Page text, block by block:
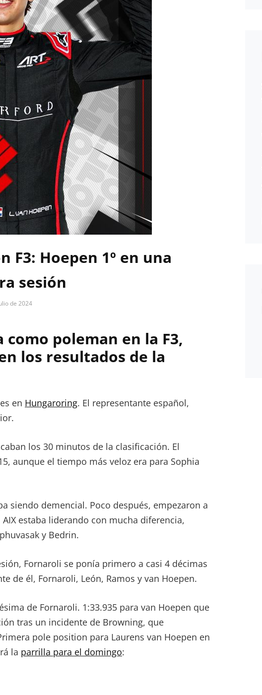
F3: Hoepen 1º en una
sesión
de 2024
poleman en la F3,
los resultados de la
en Hungaroring. El representante español,
los 30 minutos de la clasificación. El
aunque el tiempo más veloz era para Sophia
siendo demencial. Poco después, empezaron a
estaba liderando con mucha diferencia,
y Bedrin.
Fornaroli se ponía primero a casi 4 décimas
de él, Fornaroli, León, Ramos y van Hoepen.
de Fornaroli. 1:33.935 para van Hoepen que
tras un incidente de Browning, que
pole position para Laurens van Hoepen en
la parrilla para el domingo: